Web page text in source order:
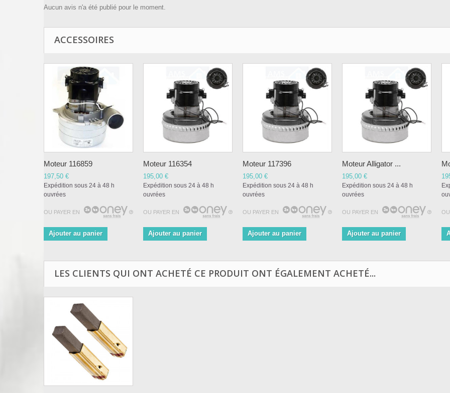
Aucun avis n'a été publié pour le moment.
ACCESSOIRES
Moteur 116859
197,50 €
Expédition sous 24 à 48 h
ouvrées
OU PAYER EN
Ajouter au panier
Moteur 116354
195,00 €
Expédition sous 24 à 48 h
ouvrées
OU PAYER EN
Ajouter au panier
Moteur 117396
195,00 €
Expédition sous 24 à 48 h
ouvrées
OU PAYER EN
Ajouter au panier
Moteur Alligator ...
195,00 €
Expédition sous 24 à 48 h
ouvrées
OU PAYER EN
Ajouter au panier
LES CLIENTS QUI ONT ACHETÉ CE PRODUIT ONT ÉGALEMENT ACHETÉ...